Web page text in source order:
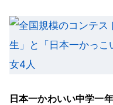
日本一かわいい中学一